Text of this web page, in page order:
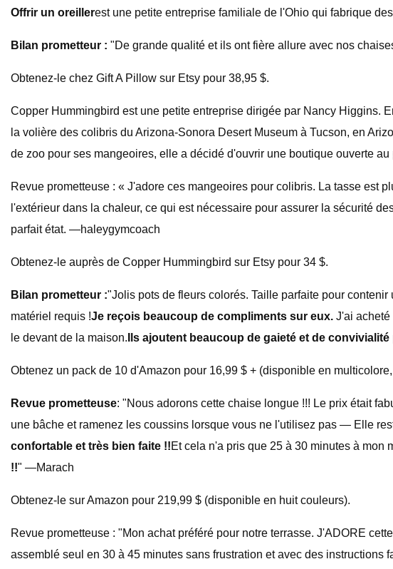
Offrir un oreillerest une petite entreprise familiale de l'Ohio qui fabrique
Bilan prometteur : "De grande qualité et ils ont fière allure avec nos
Obtenez-le chez Gift A Pillow sur Etsy pour 38,95 $.
Copper Hummingbird est une petite entreprise dirigée par Nancy Higgins.
la volière des colibris du Arizona-Sonora Desert Museum à Tucson, en
de zoo pour ses mangeoires, elle a décidé d'ouvrir une boutique ouverte au
Revue prometteuse : « J'adore ces mangeoires pour colibris. La tasse est
l'extérieur dans la chaleur, ce qui est nécessaire pour assurer la sécurité
parfait état. —haleygymcoach
Obtenez-le auprès de Copper Hummingbird sur Etsy pour 34 $.
Bilan prometteur :"Jolis pots de fleurs colorés. Taille parfaite pour
matériel requis !Je reçois beaucoup de compliments sur eux. J'ai acheté
le devant de la maison. Ils ajoutent beaucoup de gaieté et de
Obtenez un pack de 10 d'Amazon pour 16,99 $ + (disponible en
Revue prometteuse: "Nous adorons cette chaise longue !!! Le prix était
une bâche et ramenez les coussins lorsque vous ne l'utilisez pas — Elle
confortable et très bien faite !!Et cela n'a pris que 25 à 30 minutes à mon
!!" —Marach
Obtenez-le sur Amazon pour 219,99 $ (disponible en huit couleurs).
Revue prometteuse : "Mon achat préféré pour notre terrasse. J'ADORE
assemblé seul en 30 à 45 minutes sans frustration et avec des